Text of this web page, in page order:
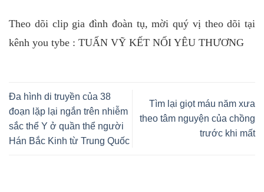
Theo dõi clip gia đình đoàn tụ, mời quý vị theo dõi tại
kênh you tybe : TUẤN VỸ KẾT NỐI YÊU THƯƠNG
Đa hình di truyền của 38
đoạn lặp lại ngắn trên nhiễm
sắc thể Y ở quần thể người
Hán Bắc Kinh từ Trung Quốc
Tìm lại giọt máu năm xưa
theo tâm nguyện của chồng
trước khi mất